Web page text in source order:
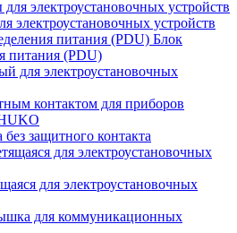
электроустановочных устройств
Блок
питания (PDU)
для электроустановочных
контактом для приборов
без защитного контакта
для электроустановочных